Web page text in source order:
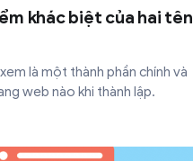
khác biệt của hai tên
là một thành phần chính và
web nào khi thành lập.